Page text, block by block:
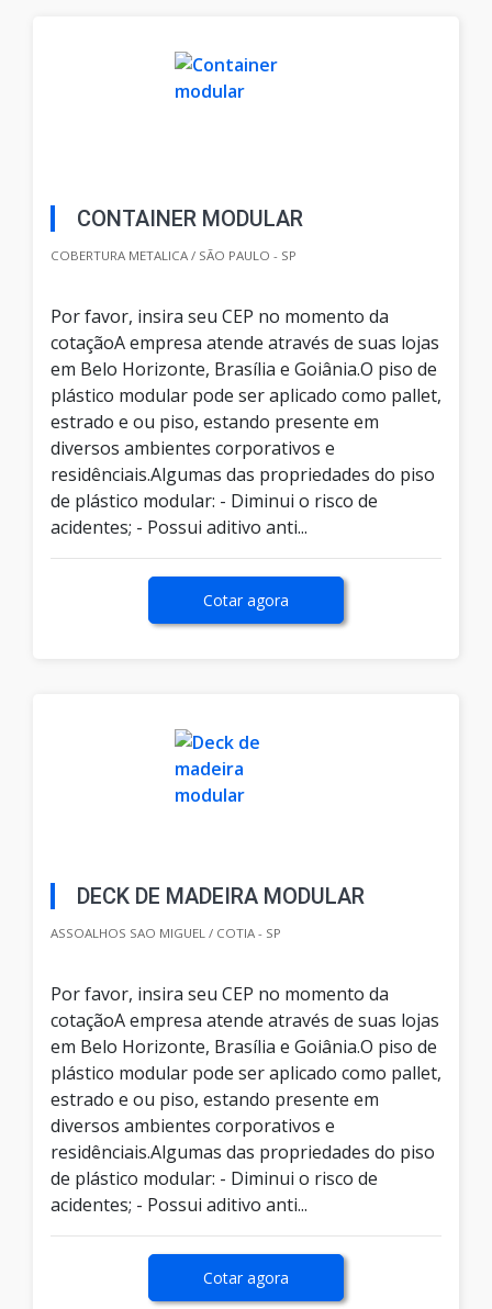
CONTAINER MODULAR
COBERTURA METALICA / SÃO PAULO - SP
Por favor, insira seu CEP no momento da
cotaçãoA empresa atende através de suas lojas
em Belo Horizonte, Brasília e Goiânia.O piso de
plástico modular pode ser aplicado como pallet,
estrado e ou piso, estando presente em
diversos ambientes corporativos e
residênciais.Algumas das propriedades do piso
de plástico modular: - Diminui o risco de
acidentes; - Possui aditivo anti...
Cotar agora
DECK DE MADEIRA MODULAR
ASSOALHOS SAO MIGUEL / COTIA - SP
Por favor, insira seu CEP no momento da
cotaçãoA empresa atende através de suas lojas
em Belo Horizonte, Brasília e Goiânia.O piso de
plástico modular pode ser aplicado como pallet,
estrado e ou piso, estando presente em
diversos ambientes corporativos e
residênciais.Algumas das propriedades do piso
de plástico modular: - Diminui o risco de
acidentes; - Possui aditivo anti...
Cotar agora